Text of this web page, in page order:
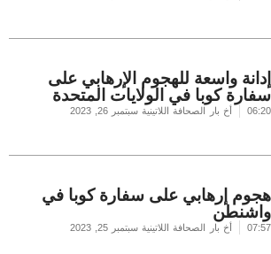
إدانة واسعة للهجوم الإرهابي على
سفارة كوبا في الولايات المتحدة
06:20 أخ بار الصحافة اللاتينية سبتمبر 26, 2023
هجوم إرهابي على سفارة كوبا في
واشنطن
07:57 أخ بار الصحافة اللاتينية سبتمبر 25, 2023